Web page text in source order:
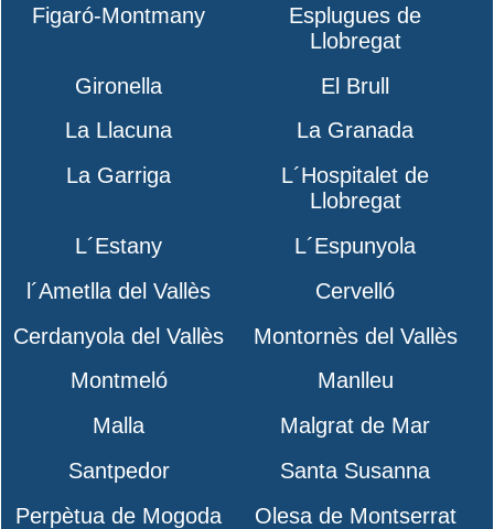
Figaró-Montmany
Esplugues de
Llobregat
Gironella
El Brull
La Llacuna
La Granada
La Garriga
L´Hospitalet de
Llobregat
L´Estany
L´Espunyola
l´Ametlla del Vallès
Cervelló
Cerdanyola del Vallès
Montornès del Vallès
Montmeló
Manlleu
Malla
Malgrat de Mar
Santpedor
Santa Susanna
Perpètua de Mogoda
Olesa de Montserrat